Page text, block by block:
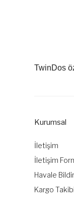
TwinDos
Kurumsal
İletişim
İletişim
Havale
Kargo Takibi